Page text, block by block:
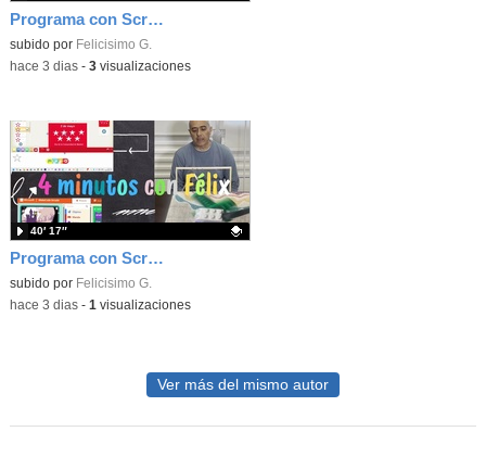
Programa con Scratch, 8 diferentes juegos para vivir la emoción de los partidos de España en el mundial 2026
Contenido educativo.
subido por Felicisimo G.
-hace 3 dias- 3visualizaciones
Programa con Scratch juegos con los partidos del mundial 2026 ganados por España
Contenido educativo.
subido por Felicisimo G.
40′ 17″
-hace 3 dias- 1 visualizaciones
Ver más del mismo autor